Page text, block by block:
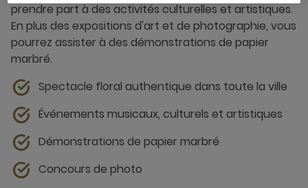
prendre part à des activités culturelles et artistiques.
En plus des expositions d'art et de photographie, vous
pourrez assister à des démonstrations de papier
marbré.
Spectacle floral authentique dans toute la ville
Événements musicaux, culturels et artistiques
Démonstrations de papier marbré
Concours de photo